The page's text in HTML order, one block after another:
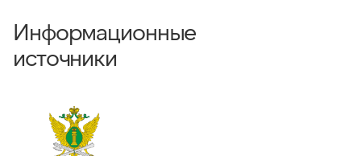
Информационные
источники